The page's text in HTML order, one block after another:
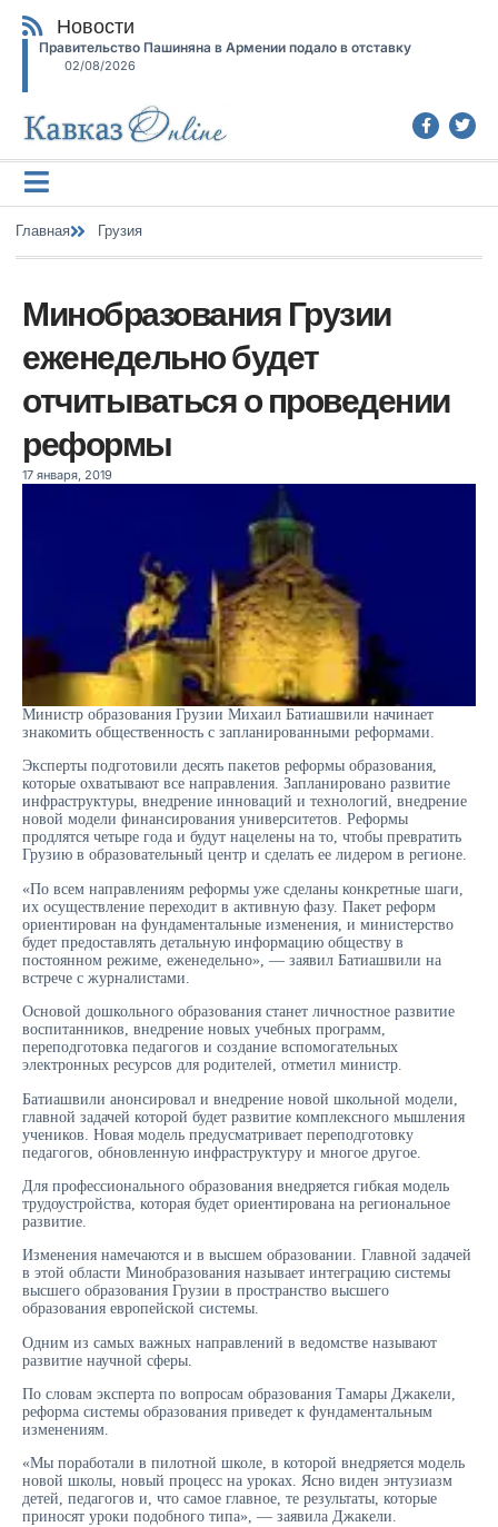
Новости
Правительство Пашиняна в Армении подало в отставку
02/08/2026
Главная Грузия
Минобразования Грузии
еженедельно будет
отчитываться о проведении
реформы
17 января, 2019
Министр образования Грузии Михаил Батиашвили начинает
знакомить общественность с запланированными реформами.
Эксперты подготовили десять пакетов реформы образования,
которые охватывают все направления. Запланировано развитие
инфраструктуры, внедрение инноваций и технологий, внедрение
новой модели финансирования университетов. Реформы
продлятся четыре года и будут нацелены на то, чтобы превратить
Грузию в образовательный центр и сделать ее лидером в регионе.
«По всем направлениям реформы уже сделаны конкретные шаги,
их осуществление переходит в активную фазу. Пакет реформ
ориентирован на фундаментальные изменения, и министерство
будет предоставлять детальную информацию обществу в
постоянном режиме, еженедельно», — заявил Батиашвили на
встрече с журналистами.
Основой дошкольного образования станет личностное развитие
воспитанников, внедрение новых учебных программ,
переподготовка педагогов и создание вспомогательных
электронных ресурсов для родителей, отметил министр.
Батиашвили анонсировал и внедрение новой школьной модели,
главной задачей которой будет развитие комплексного мышления
учеников. Новая модель предусматривает переподготовку
педагогов, обновленную инфраструктуру и многое другое.
Для профессионального образования внедряется гибкая модель
трудоустройства, которая будет ориентирована на региональное
развитие.
Изменения намечаются и в высшем образовании. Главной задачей
в этой области Минобразования называет интеграцию системы
высшего образования Грузии в пространство высшего
образования европейской системы.
Одним из самых важных направлений в ведомстве называют
развитие научной сферы.
По словам эксперта по вопросам образования Тамары Джакели,
реформа системы образования приведет к фундаментальным
изменениям.
«Мы поработали в пилотной школе, в которой внедряется модель
новой школы, новый процесс на уроках. Ясно виден энтузиазм
детей, педагогов и, что самое главное, те результаты, которые
приносят уроки подобного типа», — заявила Джакели.